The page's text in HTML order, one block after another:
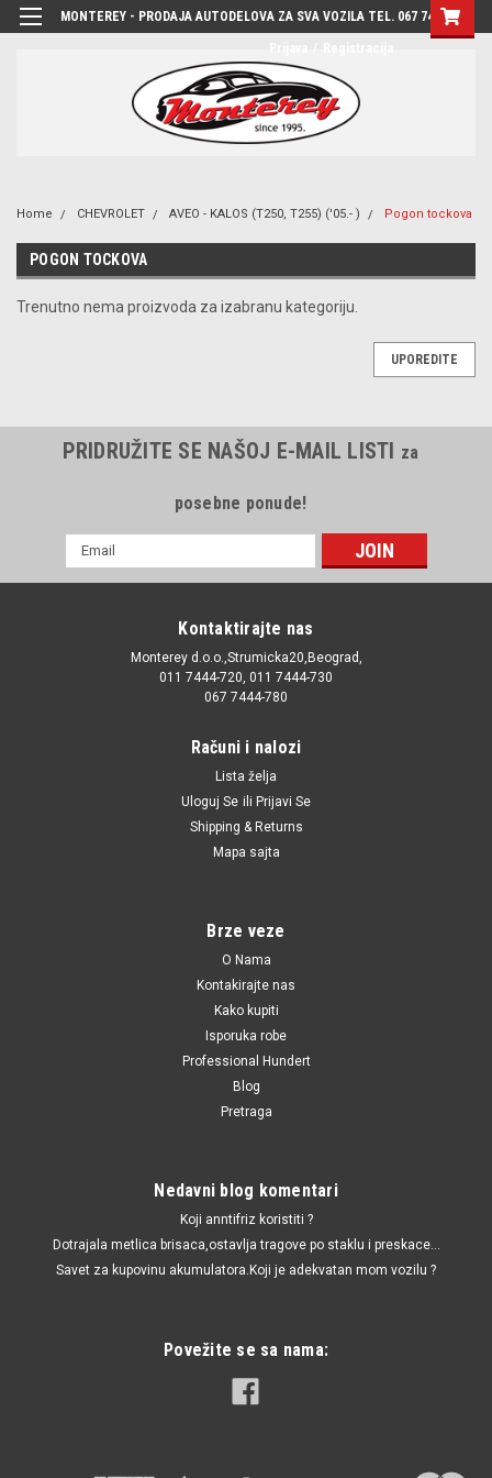
MONTEREY - PRODAJA AUTODELOVA ZA SVA VOZILA TEL. 067 7444-780
Home CHEVROLET AVEO - KALOS (T250, T255) ('05.- ) Pogon tockova
POGON TOCKOVA
Trenutno nema proizvoda za izabranu kategoriju.
UPOREDITE
PRIDRUŽITE SE NAŠOJ E-MAIL LISTI za
posebne ponude!
mail
Kontaktirajte nas
Monterey d.o.o.,Strumicka20,Beograd,
011 7444-720, 011 7444-730
067 7444-780
Računi i nalozi
Lista želja
Uloguj Se ili Prijavi Se
Shipping & Returns
Mapa sajta
Brze veze
O Nama
Kontakirajte nas
Kako kupiti
Isporuka robe
Professional Hundert
Blog
Pretraga
Nedavni blog komentari
Koji anntifriz koristiti ?
Dotrajala metlica brisaca,ostavlja tragove po staklu i preskace...
Savet za kupovinu akumulatora.Koji je adekvatan mom vozilu ?
Povežite se sa nama: